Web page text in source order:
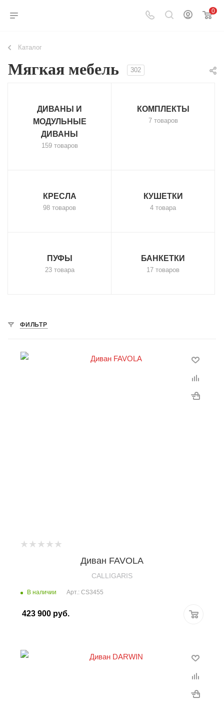
0
Каталог
Мягкая мебель 302
ДИВАНЫ И
МОДУЛЬНЫЕ
ДИВАНЫ
159 товаров
КОМПЛЕКТЫ
7 товаров
КРЕСЛА
98 товаров
КУШЕТКИ
4 товара
ПУФЫ
23 товара
БАНКЕТКИ
17 товаров
ФИЛЬТР
Диван FAVOLA
CALLIGARIS
В наличии Арт.: CS3455
423 900 руб.